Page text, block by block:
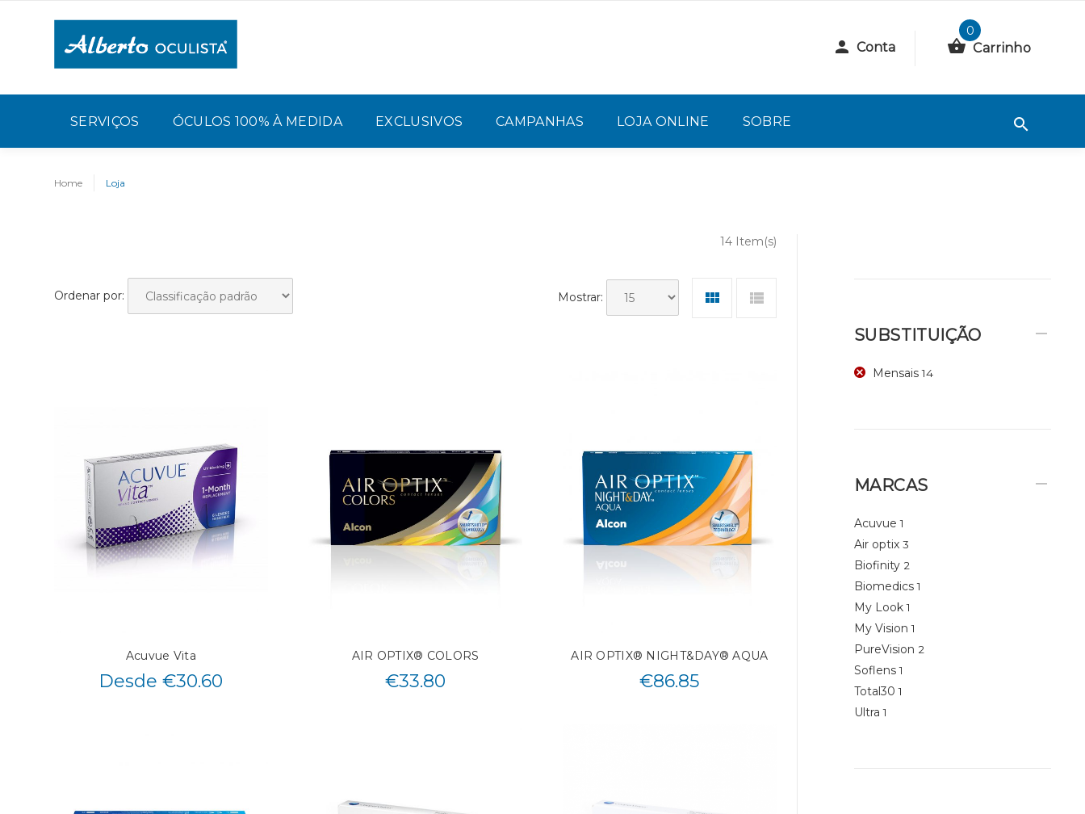
Conta
0
Carrinho
SERVIÇOS ÓCULOS 100% À MEDIDA EXCLUSIVOS CAMPANHAS LOJA ONLINE SOBRE
Home Loja
14 Item(s)
Ordenar por: Mostrar:
Acuvue Vita
Desde €30.60
AIR OPTIX® COLORS
€33.80
AIR OPTIX® NIGHT&DAY® AQUA
€86.85
SUBSTITUIÇÃO
Mensais 14
MARCAS
Acuvue 1
Air optix 3
Biofinity 2
Biomedics 1
My Look 1
My Vision 1
PureVision 2
Soflens 1
Total30 1
Ultra 1